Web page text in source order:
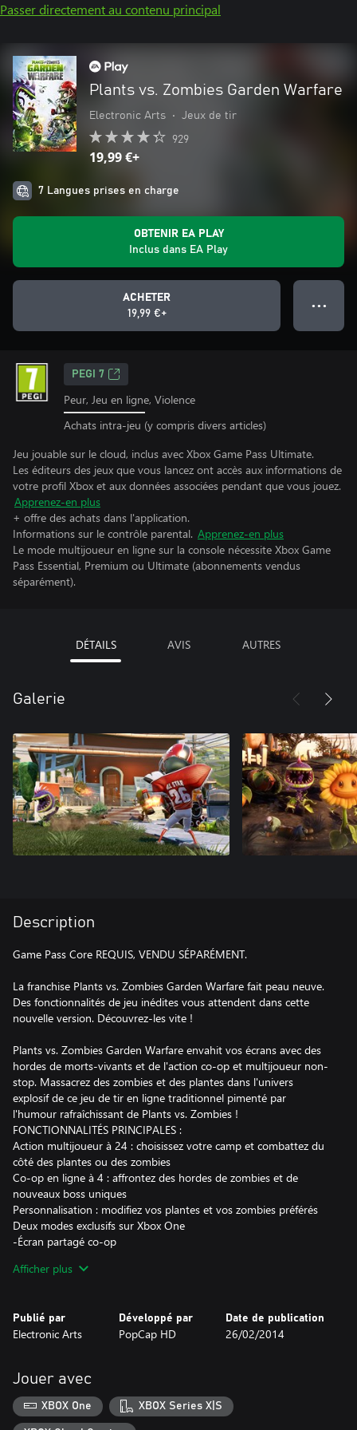
Passer directement au contenu principal
Plants vs. Zombies Garden Warfare
Electronic Arts • Jeux de tir
929
19,99 €+
7 Langues prises en charge
OBTENIR EA PLAY
Inclus dans EA Play
ACHETER
19,99 €+
● ● ●
PEGI 7
Peur, Jeu en ligne, Violence
Achats intra-jeu (y compris divers articles)
Jeu jouable sur le cloud, inclus avec Xbox Game Pass Ultimate.
Les éditeurs des jeux que vous lancez ont accès aux informations de
votre profil Xbox et aux données associées pendant que vous jouez.
Apprenez-en plus
+ offre des achats dans l'application.
Informations sur le contrôle parental. Apprenez-en plus
Le mode multijoueur en ligne sur la console nécessite Xbox Game
Pass Essential, Premium ou Ultimate (abonnements vendus
séparément).
DÉTAILS AVIS AUTRES
Galerie
Description
Game Pass Core REQUIS, VENDU SÉPARÉMENT.
La franchise Plants vs. Zombies Garden Warfare fait peau neuve.
Des fonctionnalités de jeu inédites vous attendent dans cette
nouvelle version. Découvrez-les vite !
Plants vs. Zombies Garden Warfare envahit vos écrans avec des
hordes de morts-vivants et de l'action co-op et multijoueur non-
stop. Massacrez des zombies et des plantes dans l'univers
explosif de ce jeu de tir en ligne traditionnel pimenté par
l'humour rafraîchissant de Plants vs. Zombies !
FONCTIONNALITÉS PRINCIPALES :
Action multijoueur à 24 : choisissez votre camp et combattez du
côté des plantes ou des zombies
Co-op en ligne à 4 : affrontez des hordes de zombies et de
nouveaux boss uniques
Personnalisation : modifiez vos plantes et vos zombies préférés
Deux modes exclusifs sur Xbox One
-Écran partagé co-op
Afficher plus
Publié par
Electronic Arts
Développé par
PopCap HD
Date de publication
26/02/2014
Jouer avec
XBOX One XBOX Series X|S